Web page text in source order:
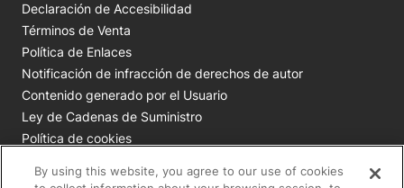
Declaración de Accesibilidad
Términos de Venta
Política de Enlaces
Notificación de infracción de derechos de autor
Contenido generado por el Usuario
Ley de Cadenas de Suministro
Política de cookies
By using this website, you agree to our use of cookies